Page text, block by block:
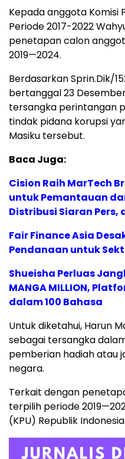
Kepada anggota Komisi
Periode 2017-2022
penetapan calon
2019—2024.
Berdasarkan Sprin.Dik/
bertanggal 23
tersangka perintangan
tindak pidana korupsi
Masiku tersebut.
Baca Juga:
Cision Raih MarTech
untuk Pemantauan
Distribusi Siaran Pers,
Fair Finance Asia
Pendanaan untuk
Shueisha Perluas
MANGA MILLION,
dalam 100 Bahasa
Untuk diketahui, Harun
sebagai tersangka
pemberian hadiah atau
negara.
Terkait dengan
terpilih periode
(KPU) Republik Indonesia.